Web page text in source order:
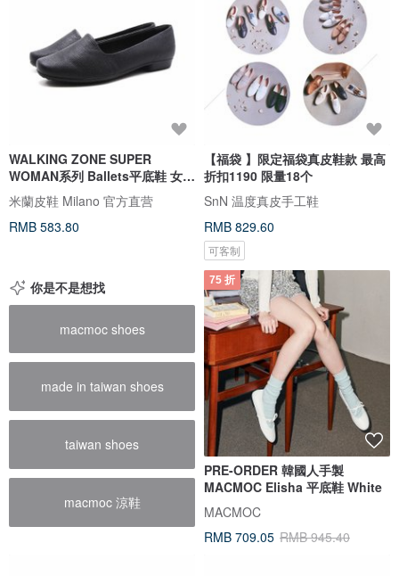
WALKING ZONE SUPER
WOMAN系列 Ballets平底鞋 女
鞋-格黑
米蘭皮鞋 Milano 官方直营
RMB 583.80
【福袋 】限定福袋真皮鞋款 最高
折扣1190 限量18个
SnN 温度真皮手工鞋
RMB 829.60
可客制
你是不是想找
macmoc shoes
made in taiwan shoes
taiwan shoes
macmoc 涼鞋
75 折
PRE-ORDER 韓國人手製
MACMOC Elisha 平底鞋 White
MACMOC
RMB 709.05 RMB 945.40